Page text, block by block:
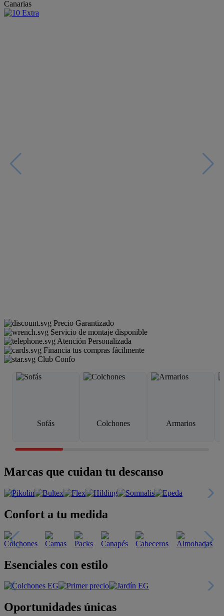
Canarias
Precio Garantizado
Servicio de montaje disponible
Atención Personalizada
Financia tus compras fácilmente
Club Confo
Sofás Colchones Armarios
Marcas que cuidan tu descanso
Confort a tu medida
Esenciales con estilo
Oportunidades únicas